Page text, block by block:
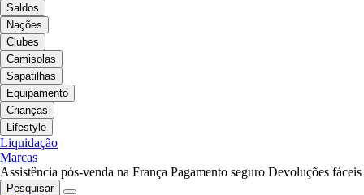
Saldos
Nações
Clubes
Camisolas
Sapatilhas
Equipamento
Crianças
Lifestyle
Liquidação
Marcas
Assistência pós-venda na França Pagamento seguro Devoluções fáceis
Pesquisar